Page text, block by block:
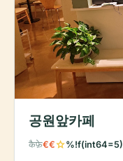
공원앞카페
कैफ़े€€star%!f(int64=5)